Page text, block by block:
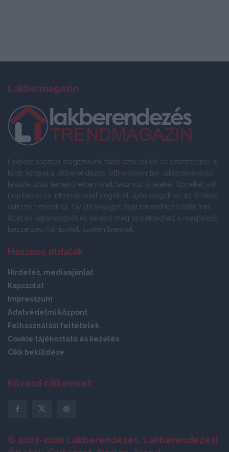
Lakbermagazin
Lakberendezési magazinunk több ezer cikkel és százezernél is
több képpel a lakberendezés, otthonteremtés, lakásdekoráció,
lakásfelújítás témaköreiben kínál hasznos ötleteket, tippeket, ad
inspirációt és információkat cégekről, újdonságokról, az örökké
változó trendekről. Gyűjts anyagot saját terveidhez a hatalmas
ötlet és képanyagból és keresd meg projektedhez a megfelelő
beszerzési forrásokat, szakembereket.
Hasznos oldalak
Hirdetés, médiaajánlat
Kapcsolat
Impresszum
Adatvédelmi központ
Felhasználási feltételek
Cookie tájékoztató és kezelés
Cikk beküldése
Kövesd cikkeinket:
© 2007-2026 Lakberendezés, Lakberendezési